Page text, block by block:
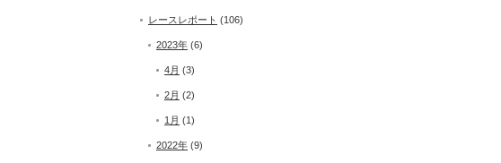
レースレポート (106)
2023年 (6)
4月 (3)
2月 (2)
1月 (1)
2022年 (9)